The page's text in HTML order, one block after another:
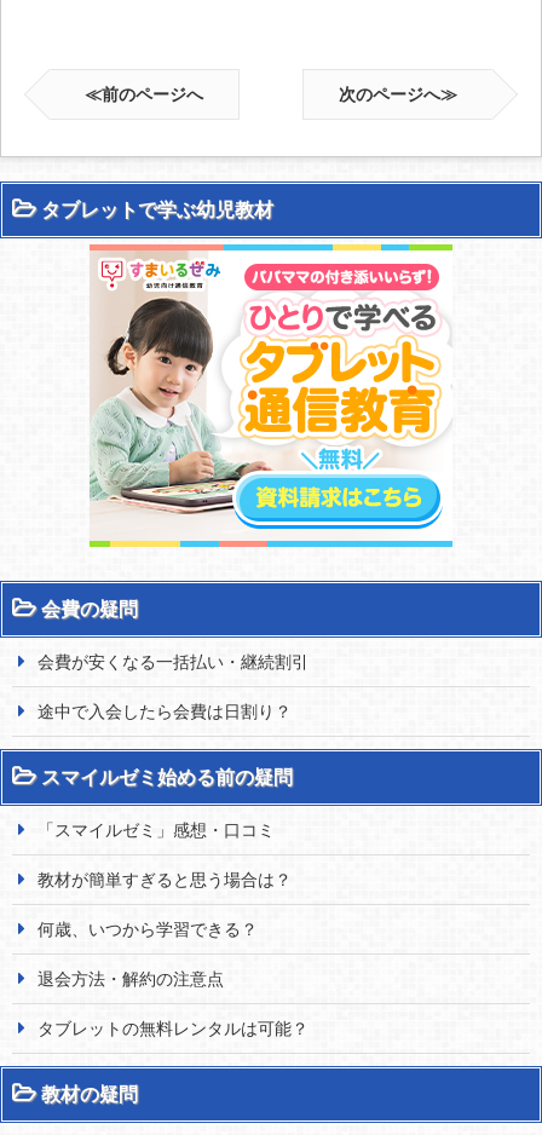
≪前のページへ 次のページへ≫
タブレットで学ぶ幼児教材
会費の疑問
会費が安くなる一括払い・継続割引
途中で入会したら会費は日割り？
スマイルゼミ始める前の疑問
「スマイルゼミ」感想・口コミ
教材が簡単すぎると思う場合は？
何歳、いつから学習できる？
退会方法・解約の注意点
タブレットの無料レンタルは可能？
教材の疑問